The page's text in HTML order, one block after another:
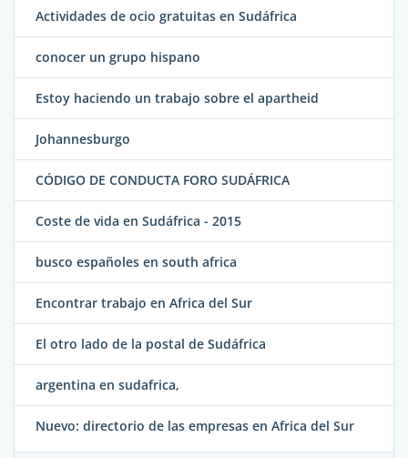
Actividades de ocio gratuitas en Sudáfrica
conocer un grupo hispano
Estoy haciendo un trabajo sobre el apartheid
Johannesburgo
CÓDIGO DE CONDUCTA FORO SUDÁFRICA
Coste de vida en Sudáfrica - 2015
busco españoles en south africa
Encontrar trabajo en Africa del Sur
El otro lado de la postal de Sudáfrica
argentina en sudafrica,
Nuevo: directorio de las empresas en Africa del Sur